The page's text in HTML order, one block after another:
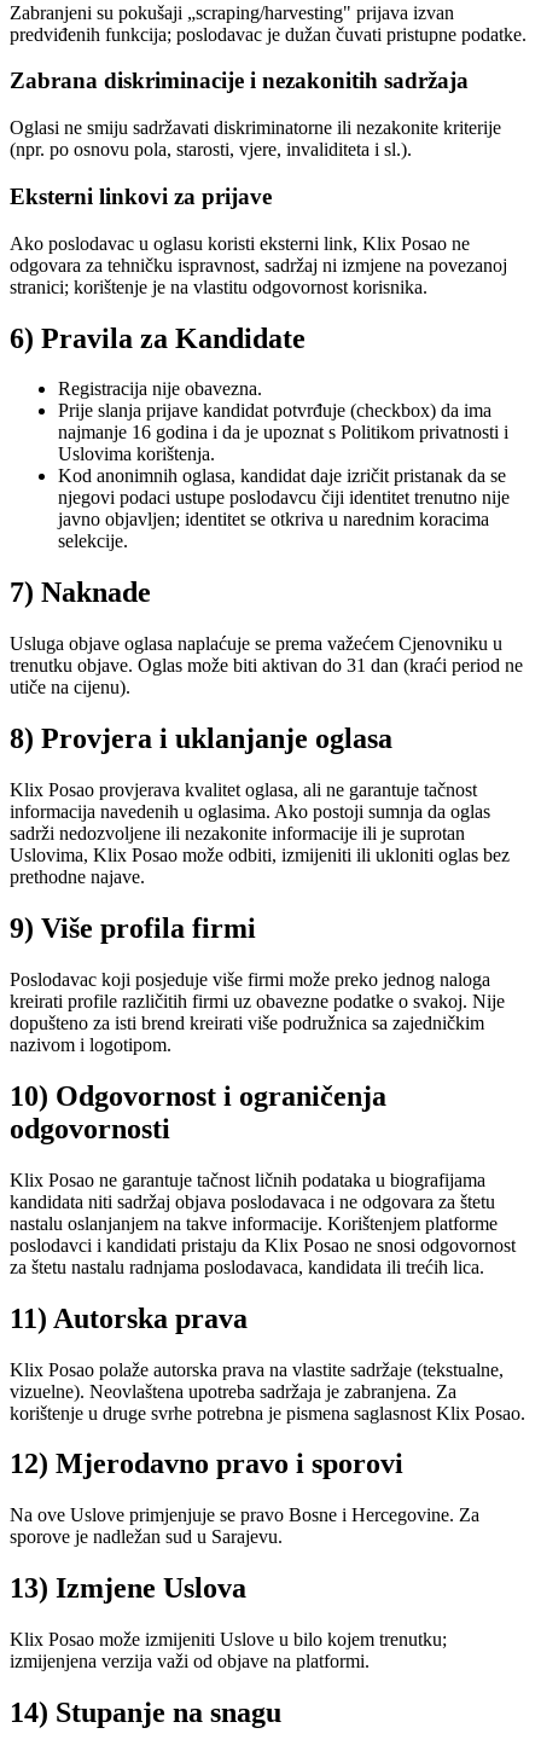
Zabranjeni su pokušaji „scraping/harvesting" prijava izvan
predviđenih funkcija; poslodavac je dužan čuvati pristupne podatke.
Zabrana diskriminacije i nezakonitih sadržaja
Oglasi ne smiju sadržavati diskriminatorne ili nezakonite kriterije
(npr. po osnovu pola, starosti, vjere, invaliditeta i sl.).
Eksterni linkovi za prijave
Ako poslodavac u oglasu koristi eksterni link, Klix Posao ne
odgovara za tehničku ispravnost, sadržaj ni izmjene na povezanoj
stranici; korištenje je na vlastitu odgovornost korisnika.
6) Pravila za Kandidate
Registracija nije obavezna.
Prije slanja prijave kandidat potvrđuje (checkbox) da ima
najmanje 16 godina i da je upoznat s Politikom privatnosti i
Uslovima korištenja.
Kod anonimnih oglasa, kandidat daje izričit pristanak da se
njegovi podaci ustupe poslodavcu čiji identitet trenutno nije
javno objavljen; identitet se otkriva u narednim koracima
selekcije.
7) Naknade
Usluga objave oglasa naplaćuje se prema važećem Cjenovniku u
trenutku objave. Oglas može biti aktivan do 31 dan (kraći period ne
utiče na cijenu).
8) Provjera i uklanjanje oglasa
Klix Posao provjerava kvalitet oglasa, ali ne garantuje tačnost
informacija navedenih u oglasima. Ako postoji sumnja da oglas
sadrži nedozvoljene ili nezakonite informacije ili je suprotan
Uslovima, Klix Posao može odbiti, izmijeniti ili ukloniti oglas bez
prethodne najave.
9) Više profila firmi
Poslodavac koji posjeduje više firmi može preko jednog naloga
kreirati profile različitih firmi uz obavezne podatke o svakoj. Nije
dopušteno za isti brend kreirati više podružnica sa zajedničkim
nazivom i logotipom.
10) Odgovornost i ograničenja
odgovornosti
Klix Posao ne garantuje tačnost ličnih podataka u biografijama
kandidata niti sadržaj objava poslodavaca i ne odgovara za štetu
nastalu oslanjanjem na takve informacije. Korištenjem platforme
poslodavci i kandidati pristaju da Klix Posao ne snosi odgovornost
za štetu nastalu radnjama poslodavaca, kandidata ili trećih lica.
11) Autorska prava
Klix Posao polaže autorska prava na vlastite sadržaje (tekstualne,
vizuelne). Neovlaštena upotreba sadržaja je zabranjena. Za
korištenje u druge svrhe potrebna je pismena saglasnost Klix Posao.
12) Mjerodavno pravo i sporovi
Na ove Uslove primjenjuje se pravo Bosne i Hercegovine. Za
sporove je nadležan sud u Sarajevu.
13) Izmjene Uslova
Klix Posao može izmijeniti Uslove u bilo kojem trenutku;
izmijenjena verzija važi od objave na platformi.
14) Stupanje na snagu